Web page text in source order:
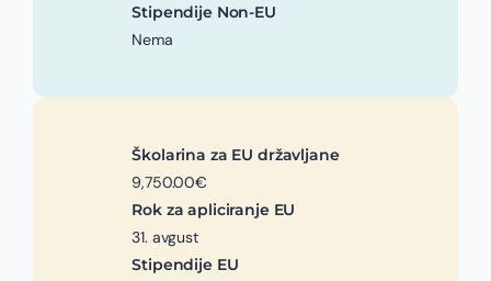
Stipendije Non-EU
Nema
Školarina za EU državljane
9,750.00€
Rok za apliciranje EU
31. avgust
Stipendije EU